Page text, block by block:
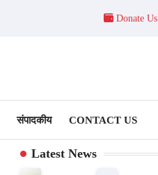
Donate Us
संपादकीय CONTACT US
Latest News